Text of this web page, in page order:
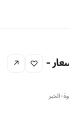
-
•الخبر
♡
↗